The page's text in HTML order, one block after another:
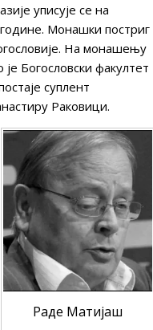
уписује се на
Монашки постриг
На монашењу
Богословски факултет
суплент
Раковици.
Раде Матијаш